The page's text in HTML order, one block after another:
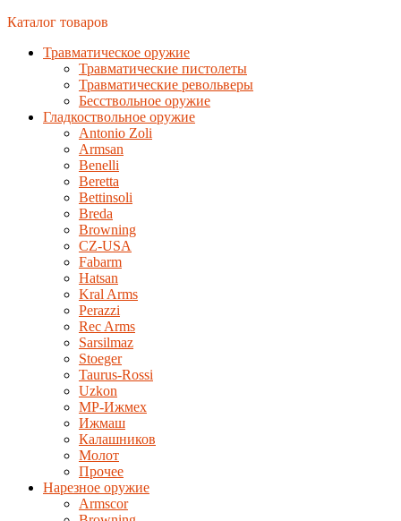
Каталог товаров
Травматическое оружие
Травматические пистолеты
Травматические револьверы
Бесствольное оружие
Гладкоствольное оружие
Antonio Zoli
Armsan
Benelli
Beretta
Bettinsoli
Breda
Browning
CZ-USA
Fabarm
Hatsan
Kral Arms
Perazzi
Rec Arms
Sarsilmaz
Stoeger
Taurus-Rossi
Uzkon
MP-Ижмех
Ижмаш
Калашников
Молот
Прочее
Нарезное оружие
Armscor